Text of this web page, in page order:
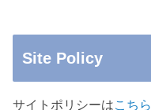
Site Policy
サイトポリシーはこちら